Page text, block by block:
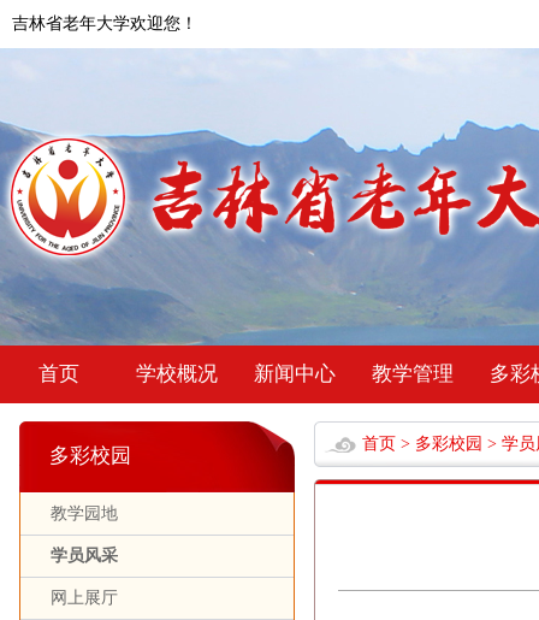
吉林省老年大学欢迎您！
首页 学校概况 新闻中心 教学管理 多彩
多彩校园
教学园地
学员风采
网上展厅
首页 > 多彩校园 > 学员